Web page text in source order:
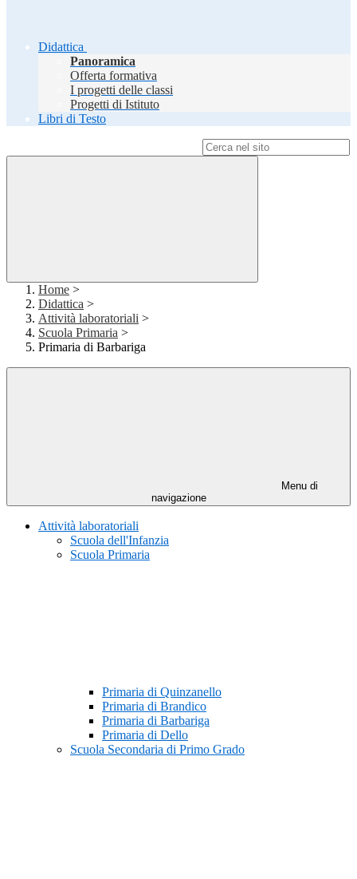
Didattica
Panoramica
Offerta formativa
I progetti delle classi
Progetti di Istituto
Libri di Testo
Home >
Didattica >
Attività laboratoriali >
Scuola Primaria >
Primaria di Barbariga
Menu di
navigazione
Attività laboratoriali
Scuola dell'Infanzia
Scuola Primaria
Primaria di Quinzanello
Primaria di Brandico
Primaria di Barbariga
Primaria di Dello
Scuola Secondaria di Primo Grado